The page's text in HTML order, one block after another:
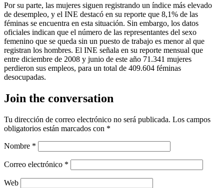
Por su parte, las mujeres siguen registrando un índice más elevado
de desempleo, y el INE destacó en su reporte que 8,1% de las
féminas se encuentra en esta situación. Sin embargo, los datos
oficiales indican que el número de las representantes del sexo
femenino que se queda sin un puesto de trabajo es menor al que
registran los hombres. El INE señala en su reporte mensual que
entre diciembre de 2008 y junio de este año 71.341 mujeres
perdieron sus empleos, para un total de 409.604 féminas
desocupadas.
Join the conversation
Tu dirección de correo electrónico no será publicada. Los campos
obligatorios están marcados con *
Nombre *
Correo electrónico *
Web